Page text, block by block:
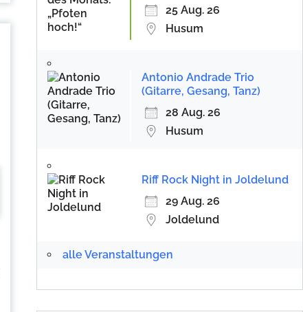
25 Aug. 26
Husum
Antonio Andrade Trio
(Gitarre, Gesang, Tanz)
28 Aug. 26
Husum
Riff Rock Night in Joldelund
29 Aug. 26
Joldelund
alle Veranstaltungen